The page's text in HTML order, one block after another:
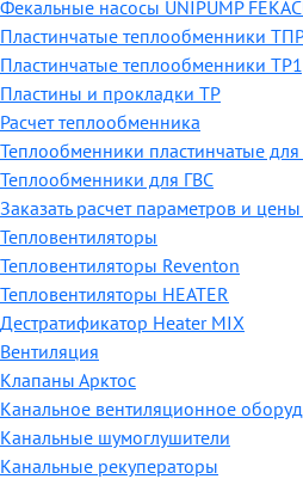
Фекальные насосы UNIPUMP
Пластинчатые теплообменники
Пластинчатые теплообменники
Пластины и прокладки ТР
Расчет теплообменника
Теплообменники пластинчатые для
Теплообменники для ГВС
Заказать расчет параметров и
Тепловентиляторы
Тепловентиляторы Reventon
Тепловентиляторы HEATER
Дестратификатор Heater MIX
Вентиляция
Клапаны Арктос
Канальное вентиляционное
Канальные шумоглушители
Канальные рекуператоры